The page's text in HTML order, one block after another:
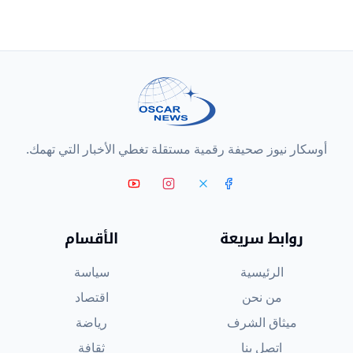
أوسكار نيوز صحيفة رقمية مستقلة تغطي الأخبار التي تهمك.
روابط سريعة
الرئيسية
من نحن
ميثاق الشرف
اتصل بنا
الأقسام
سياسة
اقتصاد
رياضة
ثقافة